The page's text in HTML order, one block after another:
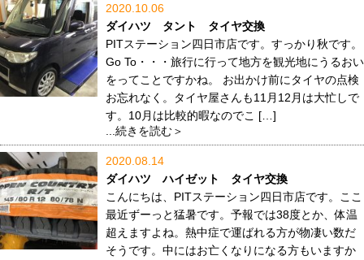
2020.10.06
ダイハツ タント タイヤ交換
PITステーション四日市店です。すっかり秋です。
Go To・・・旅行に行って地方を観光地にうるおい
をってことですかね。 お出かけ前にタイヤの点検
お忘れなく。タイヤ屋さんも11月12月は大忙しで
す。10月は比較的暇なのでこ […]
...続きを読む＞
2020.08.14
ダイハツ ハイゼット タイヤ交換
こんにちは、PITステーション四日市店です。ここ
最近ずーっと猛暑です。予報では38度とか、体温
超えますよね。熱中症で運ばれる方が物凄い数だ
そうです。中にはお亡くなりになる方もいますか